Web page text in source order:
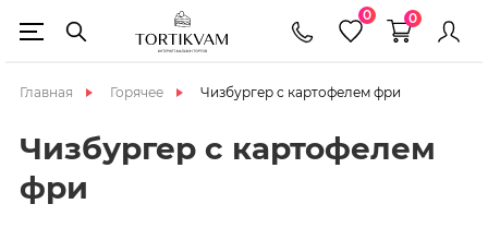
0 0
Главная Горячее Чизбургер с картофелем фри
Чизбургер с картофелем
фри